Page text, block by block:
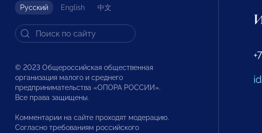
Русский English 中文
© 2023 Общероссийская общественная
организация малого и среднего
предпринимательства «ОПОРА РОССИИ».
Все права защищены.
Комментарии на сайте проходят модерацию.
Согласно требованиям российского